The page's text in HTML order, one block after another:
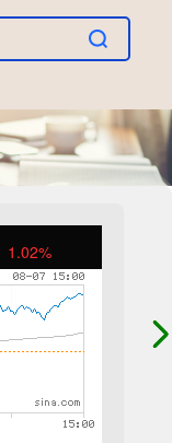
1.02%